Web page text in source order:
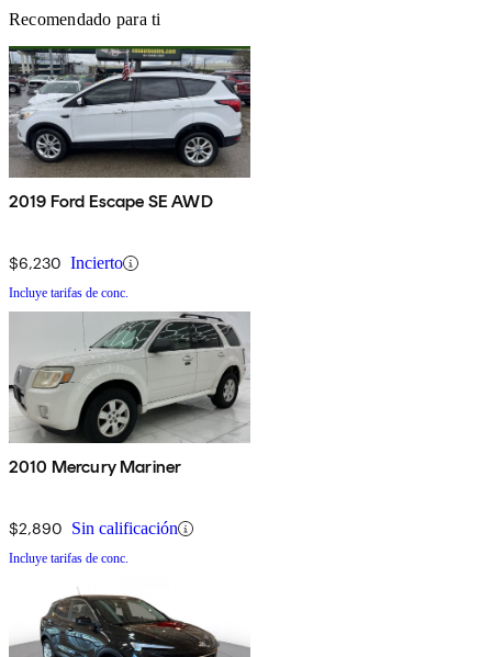
Recomendado para ti
2019 Ford Escape SE AWD
$6,230 Incierto
Incluye tarifas de conc.
2010 Mercury Mariner
$2,890 Sin calificación
Incluye tarifas de conc.